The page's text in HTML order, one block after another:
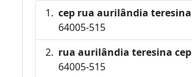
cep rua aurilândia teresina
64005-515
rua aurilândia teresina cep
64005-515